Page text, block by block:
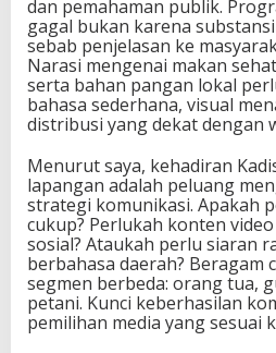
dan pemahaman publik.
gagal bukan karena
sebab penjelasan ke
Narasi mengenai makan
serta bahan pangan lokal
bahasa sederhana, visual
distribusi yang dekat dengan
Menurut saya, kehadiran
lapangan adalah peluang
strategi komunikasi. Apakah
cukup? Perlukah konten
sosial? Ataukah perlu siaran
berbahasa daerah? Beragam
segmen berbeda: orang tua,
petani. Kunci keberhasilan
pemilihan media yang sesuai